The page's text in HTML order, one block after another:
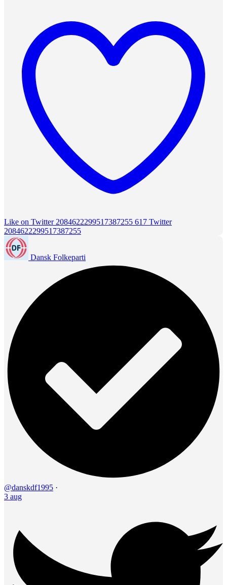
Like on Twitter 2084622299517387255 617 Twitter
2084622299517387255
Dansk Folkeparti
@danskdf1995 ·
3 aug